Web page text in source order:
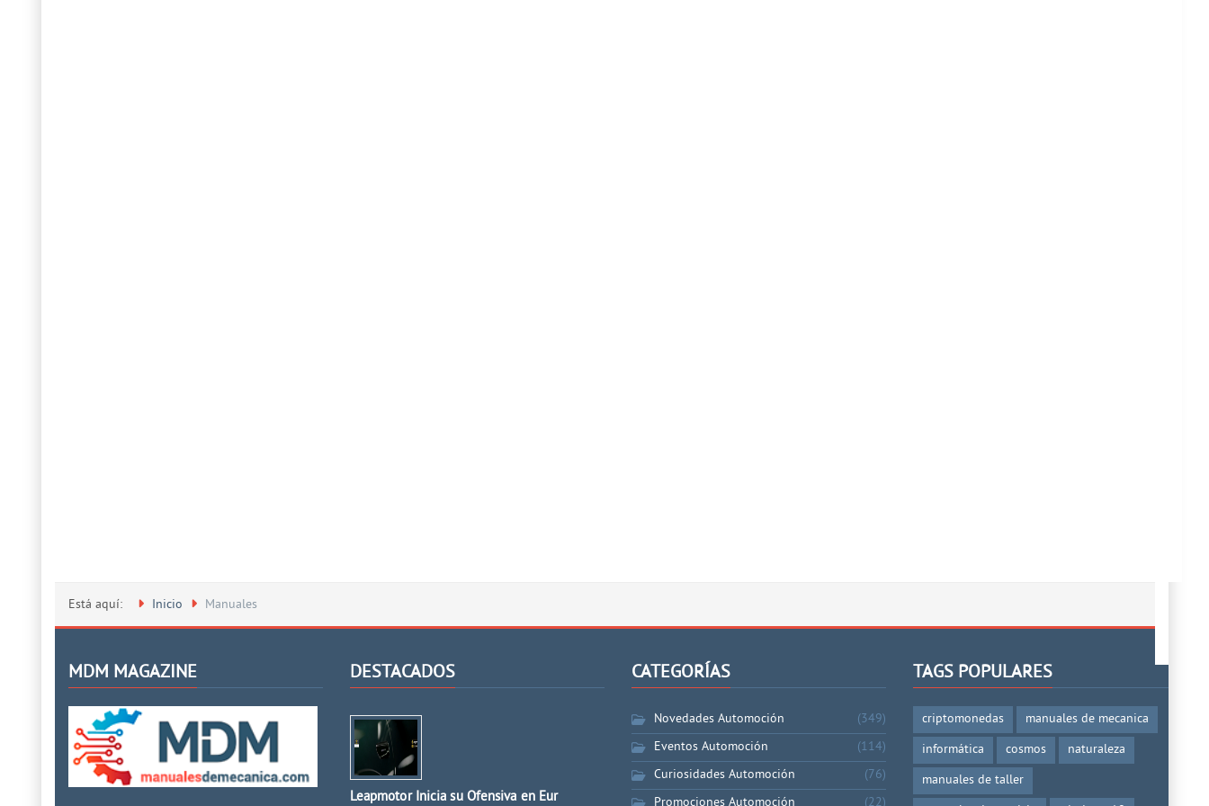
Está aquí: Inicio Manuales
MDM MAGAZINE DESTACADOS
Leapmotor Inicia su Ofensiva en Eur
CATEGORÍAS
Novedades Automoción
(349)
Eventos Automoción
(114)
Curiosidades Automoción
(76)
Promociones Automoción
(22)
TAGS POPULARES
criptomonedas
manuales de mecanica
informática
cosmos
naturaleza
manuales de taller